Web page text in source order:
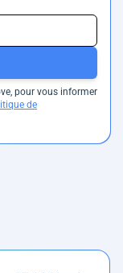
pour vous informer
de